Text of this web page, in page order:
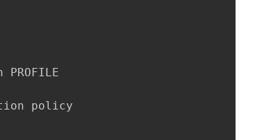
policy